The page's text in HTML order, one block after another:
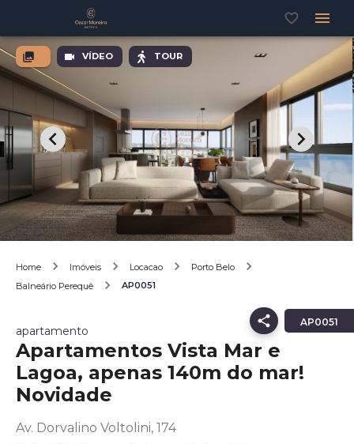
VÍDEO TOUR
Home Imóveis Locacao
Porto Belo
Balneário Perequê
AP0051
AP0051
apartamento
Apartamentos Vista Mar e
Lagoa, apenas 140m do mar!
Novidade
Av. Dorvalino Voltolini, 174